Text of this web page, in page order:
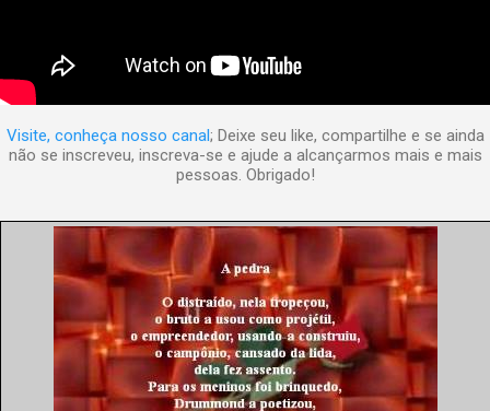
Visite, conheça nosso canal; Deixe seu like, compartilhe e se ainda
não se inscreveu, inscreva-se e ajude a alcançarmos mais e mais
pessoas. Obrigado!